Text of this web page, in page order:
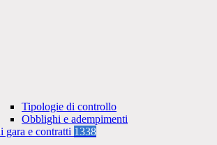
Tipologie di controllo
Obblighi e adempimenti
gara e contratti 1338